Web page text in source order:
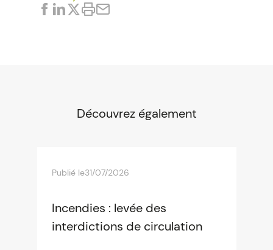
Découvrez également
Publié le31/07/2026
Incendies : levée des
interdictions de circulation